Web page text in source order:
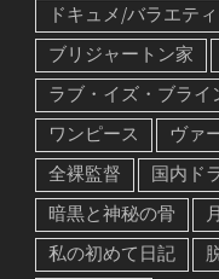
ドキュメ/バラエティ
ブリジャートン家
ラブ・イズ・ブライ
ワンピース
ヴァ
全裸監督
国内ド
暗黒と神秘の骨
私の初めて日記